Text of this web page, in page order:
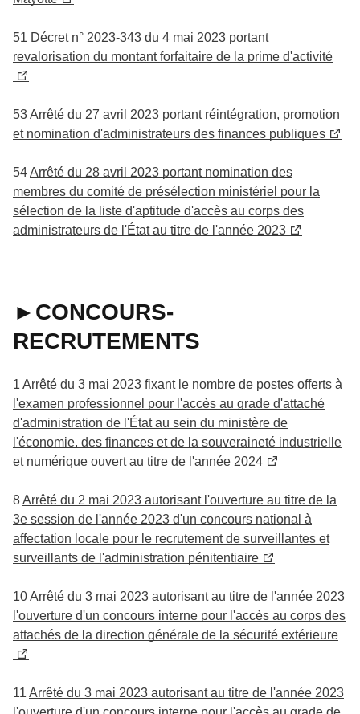
51 Décret n° 2023-343 du 4 mai 2023 portant
revalorisation du montant forfaitaire de la prime d'activité
53Arrêté du 27 avril 2023 portant réintégration, promotion
et nomination d'administrateurs des finances publiques
54Arrêté du 28 avril 2023 portant nomination des
membres du comité de présélection ministériel pour la
sélection de la liste d'aptitude d'accès au corps des
administrateurs de l'État au titre de l'année 2023
►CONCOURS-
RECRUTEMENTS
1 Arrêté du 3 mai 2023 fixant le nombre de postes offerts à
l'examen professionnel pour l'accès au grade d'attaché
d'administration de l'État au sein du ministère de
l'économie, des finances et de la souveraineté industrielle
et numérique ouvert au titre de l'année 2024
8Arrêté du 2 mai 2023 autorisant l'ouverture au titre de la
3e session de l'année 2023 d'un concours national à
affectation locale pour le recrutement de surveillantes et
surveillants de l'administration pénitentiaire
10Arrêté du 3 mai 2023 autorisant au titre de l'année 2023
l'ouverture d'un concours interne pour l'accès au corps des
attachés de la direction générale de la sécurité extérieure
11 Arrêté du 3 mai 2023 autorisant au titre de l'année 2023